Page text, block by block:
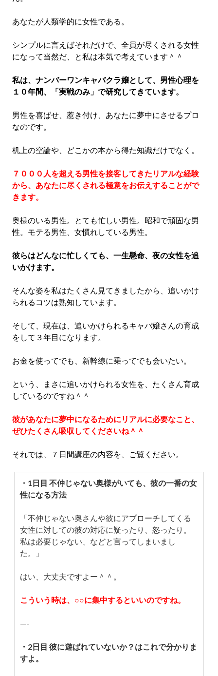
あなたが人類学的に女性である。
シンプルに言えばそれだけで、全員が尽くされる女性
になって当然だ、と私は本気で考えています＾＾
私は、ナンバーワンキャバクラ嬢として、男性心理を
１０年間、「実戦のみ」で研究してきています。
男性を喜ばせ、惹き付け、あなたに夢中にさせるプロ
なのです。
机上の空論や、どこかの本から得た知識だけでなく。
７０００人を超える男性を接客してきたリアルな経験
から、あなたに尽くされる極意をお伝えすることがで
きます。
奥様のいる男性。とても忙しい男性。昭和で頑固な男
性。モテる男性、女慣れしている男性。
彼らはどんなに忙しくても、一生懸命、夜の女性を追
いかけます。
そんな姿を私はたくさん見てきましたから、追いかけ
られるコツは熟知しています。
そして、現在は、追いかけられるキャバ嬢さんの育成
をして３年目になります。
お金を使ってでも、新幹線に乗ってでも会いたい。
という、まさに追いかけられる女性を、たくさん育成
しているのですね＾＾
彼があなたに夢中になるためにリアルに必要なこと、
ぜひたくさん吸収してくださいね＾＾
それでは、７日間講座の内容を、ご覧ください。
・1日目 不仲じゃない奥様がいても、彼の一番の女
性になる方法
「不仲じゃない奥さんや彼にアプローチしてくる
女性に対しての彼の対応に疑ったり、怒ったり。
私は必要じゃない、などと言ってしまいまし
た。」
はい、大丈夫ですよー＾＾。
こういう時は、○○に集中するといいのですね。
—-
・2日目 彼に遊ばれていないか？はこれで分かりま
すよ。